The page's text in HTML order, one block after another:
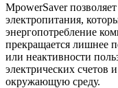
MpowerSaver
электропитания,
энергопотребление
прекращается лишнее
или неактивности
электрических счетов
окружающую среду.